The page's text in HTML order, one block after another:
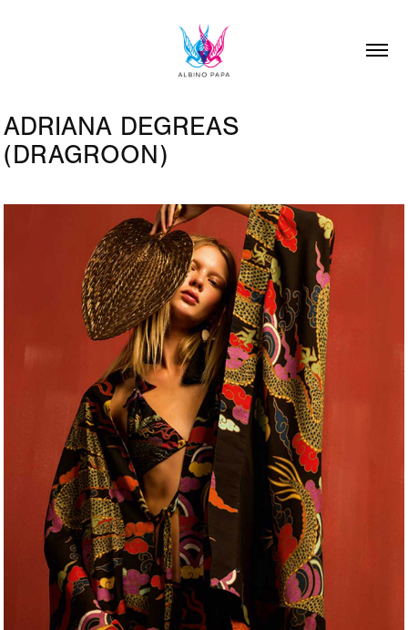
ADRIANA DEGREAS
(DRAGROON)